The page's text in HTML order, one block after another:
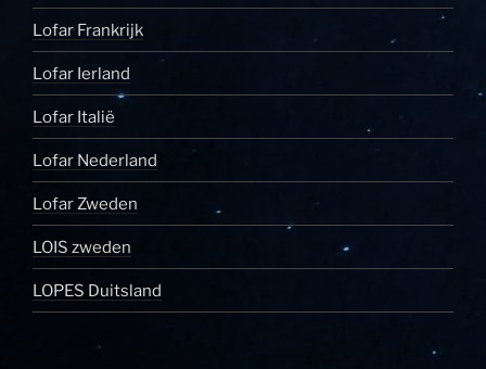
Lofar Frankrijk
Lofar Ierland
Lofar Italië
Lofar Nederland
Lofar Zweden
LOIS zweden
LOPES Duitsland